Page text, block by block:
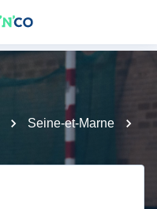
Seine-et-Marne